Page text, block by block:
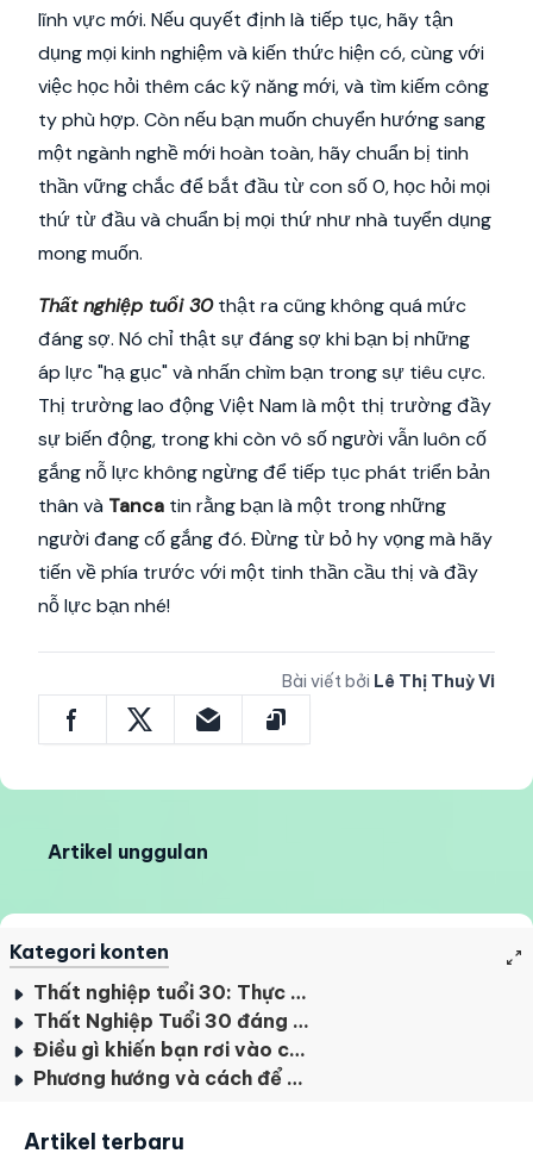
lĩnh vực mới. Nếu quyết định là tiếp tục, hãy tận
dụng mọi kinh nghiệm và kiến thức hiện có, cùng với
việc học hỏi thêm các kỹ năng mới, và tìm kiếm công
ty phù hợp. Còn nếu bạn muốn chuyển hướng sang
một ngành nghề mới hoàn toàn, hãy chuẩn bị tinh
thần vững chắc để bắt đầu từ con số 0, học hỏi mọi
thứ từ đầu và chuẩn bị mọi thứ như nhà tuyển dụng
mong muốn.
Thất nghiệp tuổi 30thật ra cũng không quá mức
đáng sợ. Nó chỉ thật sự đáng sợ khi bạn bị những
áp lực "hạ gục" và nhấn chìm bạn trong sự tiêu cực.
Thị trường lao động Việt Nam là một thị trường đầy
sự biến động, trong khi còn vô số người vẫn luôn cố
gắng nỗ lực không ngừng để tiếp tục phát triển bản
thân và Tanca tin rằng bạn là một trong những
người đang cố gắng đó. Đừng từ bỏ hy vọng mà hãy
tiến về phía trước với một tinh thần cầu thị và đầy
nỗ lực bạn nhé!
Bài viết bởi Lê Thị Thuỳ Vi
Artikel unggulan
Kategori konten
Thất nghiệp tuổi 30: Thực tế khó khăn
Thất Nghiệp Tuổi 30 đáng sợ như thế nào?
Điều gì khiến bạn rơi vào cảnh thất nghiệp tuổi 30
Phương hướng và cách để vượt qua ngưỡng thất nghiệp tuổi 30
Artikel terbaru